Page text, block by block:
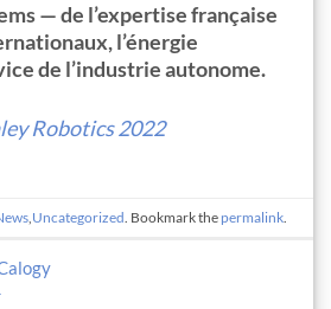
— de l’expertise française
l’énergie
de l’industrie autonome.
Robotics 2022
,Uncategorized. Bookmark the permalink.